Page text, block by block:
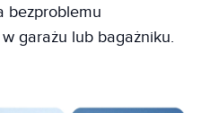
bezproblemu
garażu lub bagażniku.